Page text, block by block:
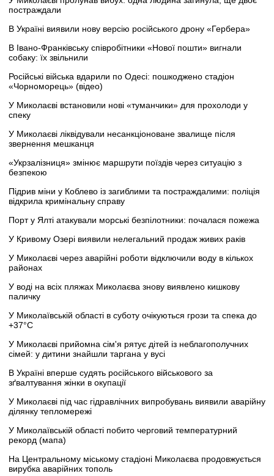
постраждали
В Україні виявили нову версію російського дрону «Гербера»
В Івано-Франківську співробітники «Нової пошти» вигнали
собаку: їх звільнили
Російські війська вдарили по Одесі: пошкоджено стадіон
«Чорноморець» (відео)
У Миколаєві встановили нові «туманчики» для прохолоди у
спеку
У Миколаєві ліквідували несанкціоноване звалище після
звернення мешканця
«Укрзалізниця» змінює маршрути поїздів через ситуацію з
безпекою
Підрив міни у Коблево із загиблими та постраждалими: поліція
відкрила кримінальну справу
Порт у Ялті атакували морські безпілотники: почалася пожежа
У Кривому Озері виявили нелегальний продаж живих раків
У Миколаєві через аварійні роботи відключили воду в кількох
районах
У воді на всіх пляжах Миколаєва знову виявлено кишкову
паличку
У Миколаївській області в суботу очікуються грози та спека до
+37°C
У Миколаєві прийомна сім'я рятує дітей із неблагополучних
сімей: у дитини знайшли таргана у вусі
В Україні вперше судять російського військового за
зґвалтування жінки в окупації
У Миколаєві під час гідравлічних випробувань виявили аварійну
ділянку тепломережі
У Миколаївській області побито черговий температурний
рекорд (мапа)
На Центральному міському стадіоні Миколаєва продовжується
вирубка аварійних тополь